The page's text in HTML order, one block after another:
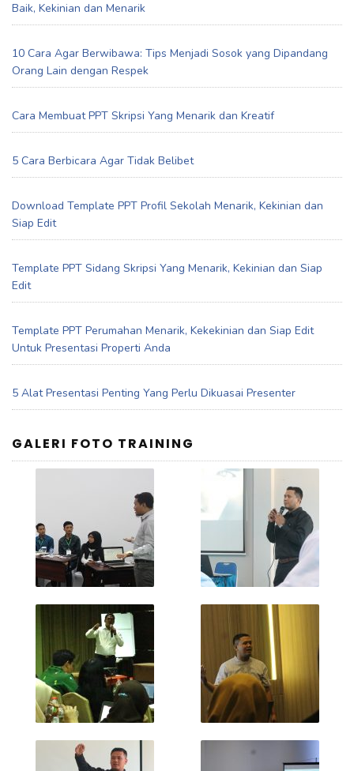
Baik, Kekinian dan Menarik
10 Cara Agar Berwibawa: Tips Menjadi Sosok yang Dipandang
Orang Lain dengan Respek
Cara Membuat PPT Skripsi Yang Menarik dan Kreatif
5 Cara Berbicara Agar Tidak Belibet
Download Template PPT Profil Sekolah Menarik, Kekinian dan
Siap Edit
Template PPT Sidang Skripsi Yang Menarik, Kekinian dan Siap
Edit
Template PPT Perumahan Menarik, Kekekinian dan Siap Edit
Untuk Presentasi Properti Anda
5 Alat Presentasi Penting Yang Perlu Dikuasai Presenter
GALERI FOTO TRAINING